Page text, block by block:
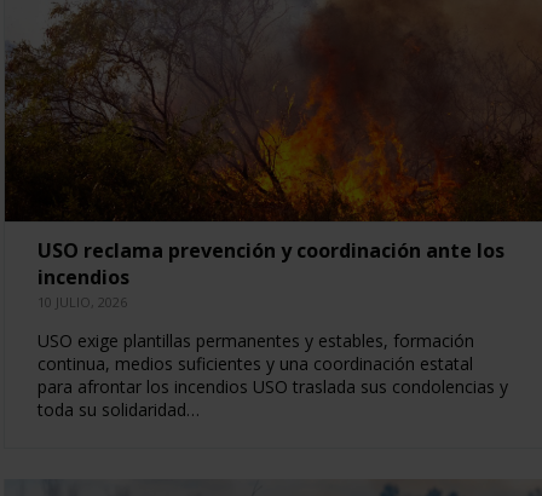
USO reclama prevención y coordinación ante los
incendios
10 JULIO, 2026
USO exige plantillas permanentes y estables, formación
continua, medios suficientes y una coordinación estatal
para afrontar los incendios USO traslada sus condolencias y
toda su solidaridad…